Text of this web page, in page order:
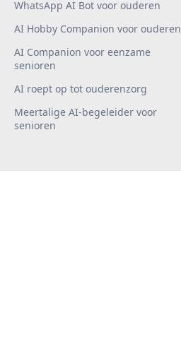
WhatsApp AI Bot voor ouderen
AI Hobby Companion voor ouderen
AI Companion voor eenzame
senioren
AI roept op tot ouderenzorg
Meertalige AI-begeleider voor
senioren